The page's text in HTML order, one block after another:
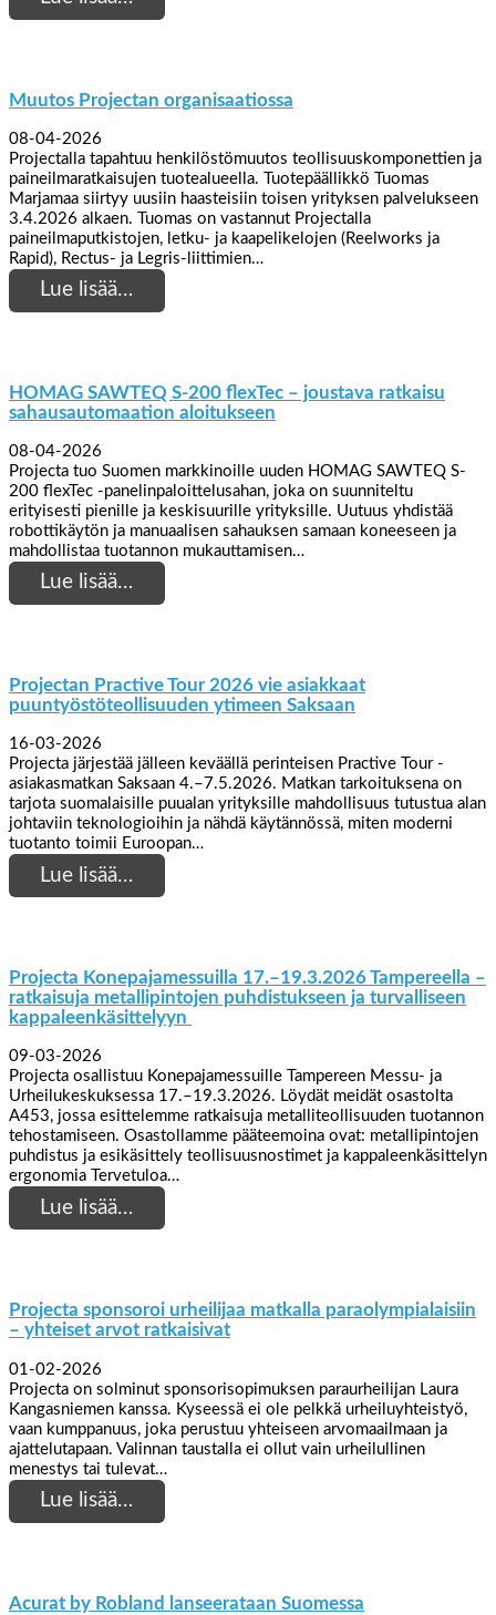
Muutos Projectan organisaatiossa
08-04-2026
Projectalla tapahtuu henkilöstömuutos teollisuuskomponettien ja
paineilmaratkaisujen tuotealueella. Tuotepäällikkö Tuomas
Marjamaa siirtyy uusiin haasteisiin toisen yrityksen palvelukseen
3.4.2026 alkaen. Tuomas on vastannut Projectalla
paineilmaputkistojen, letku- ja kaapelikelojen (Reelworks ja
Rapid), Rectus- ja Legris-liittimien…
Lue lisää…
HOMAG SAWTEQ S-200 flexTec – joustava ratkaisu
sahausautomaation aloitukseen
08-04-2026
Projecta tuo Suomen markkinoille uuden HOMAG SAWTEQ S-
200 flexTec -panelinpaloittelusahan, joka on suunniteltu
erityisesti pienille ja keskisuurille yrityksille. Uutuus yhdistää
robottikäytön ja manuaalisen sahauksen samaan koneeseen ja
mahdollistaa tuotannon mukauttamisen…
Lue lisää…
Projectan Practive Tour 2026 vie asiakkaat
puuntyöstöteollisuuden ytimeen Saksaan
16-03-2026
Projecta järjestää jälleen keväällä perinteisen Practive Tour -
asiakasmatkan Saksaan 4.–7.5.2026. Matkan tarkoituksena on
tarjota suomalaisille puualan yrityksille mahdollisuus tutustua alan
johtaviin teknologioihin ja nähdä käytännössä, miten moderni
tuotanto toimii Euroopan…
Lue lisää…
Projecta Konepajamessuilla 17.–19.3.2026 Tampereella –
ratkaisuja metallipintojen puhdistukseen ja turvalliseen
kappaleenkäsittelyyn
09-03-2026
Projecta osallistuu Konepajamessuille Tampereen Messu- ja
Urheilukeskuksessa 17.–19.3.2026. Löydät meidät osastolta
A453, jossa esittelemme ratkaisuja metalliteollisuuden tuotannon
tehostamiseen. Osastollamme pääteemoina ovat: metallipintojen
puhdistus ja esikäsittely teollisuusnostimet ja kappaleenkäsittelyn
ergonomia Tervetuloa…
Lue lisää…
Projecta sponsoroi urheilijaa matkalla paraolympialaisiin
– yhteiset arvot ratkaisivat
01-02-2026
Projecta on solminut sponsorisopimuksen paraurheilijan Laura
Kangasniemen kanssa. Kyseessä ei ole pelkkä urheiluyhteistyö,
vaan kumppanuus, joka perustuu yhteiseen arvomaailmaan ja
ajattelutapaan. Valinnan taustalla ei ollut vain urheilullinen
menestys tai tulevat…
Lue lisää…
Acurat by Robland lanseerataan Suomessa